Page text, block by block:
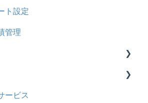
ト設定
管理
オン設定
ービス